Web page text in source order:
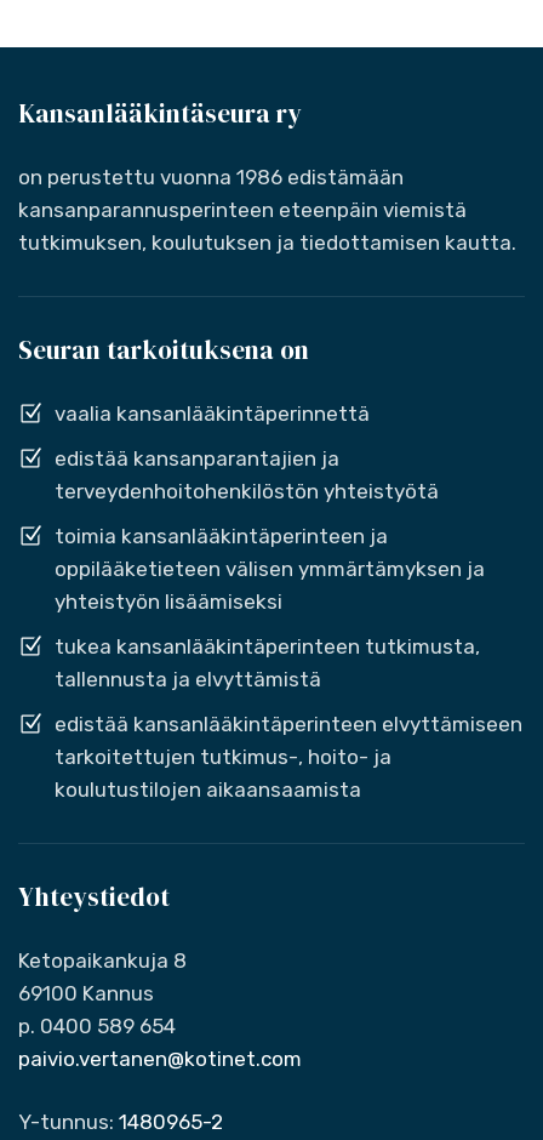
Kansanlääkintäseura ry
on perustettu vuonna 1986 edistämään
kansanparannusperinteen eteenpäin viemistä
tutkimuksen, koulutuksen ja tiedottamisen kautta.
Seuran tarkoituksena on
vaalia kansanlääkintäperinnettä
edistää kansanparantajien ja
terveydenhoitohenkilöstön yhteistyötä
toimia kansanlääkintäperinteen ja
oppilääketieteen välisen ymmärtämyksen ja
yhteistyön lisäämiseksi
tukea kansanlääkintäperinteen tutkimusta,
tallennusta ja elvyttämistä
edistää kansanlääkintäperinteen elvyttämiseen
tarkoitettujen tutkimus-, hoito- ja
koulutustilojen aikaansaamista
Yhteystiedot
Ketopaikankuja 8
69100 Kannus
p. 0400 589 654
paivio.vertanen@kotinet.com
Y-tunnus: 1480965-2